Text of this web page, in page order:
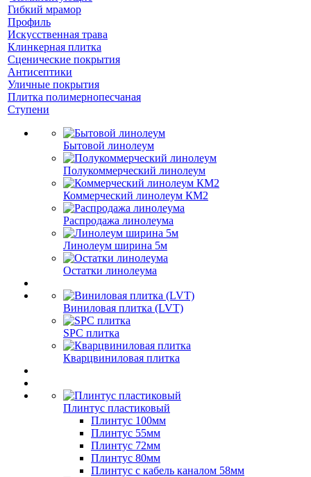
Гибкий мрамор
Профиль
Искусственная трава
Клинкерная плитка
Сценические покрытия
Антисептики
Уличные покрытия
Плитка полимернопесчаная
Ступени
Бытовой линолеум
Полукоммерческий линолеум
Коммерческий линолеум КМ2
Распродажа линолеума
Линолеум ширина 5м
Остатки линолеума
Виниловая плитка (LVT)
SPC плитка
Кварцвиниловая плитка
Плинтус пластиковый
Плинтус 100мм
Плинтус 55мм
Плинтус 72мм
Плинтус 80мм
Плинтус с кабель каналом 58мм